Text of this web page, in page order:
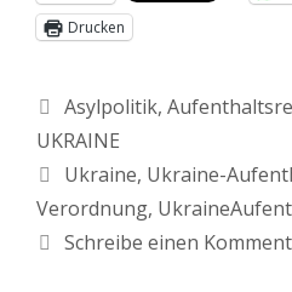
Drucken
Asylpolitik,
UKRAINE
Ukraine, Ukraine-
Verordnung,
Schreibe einen